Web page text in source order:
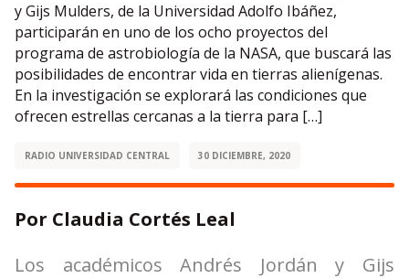
y Gijs Mulders, de la Universidad Adolfo Ibáñez,
participarán en uno de los ocho proyectos del
programa de astrobiología de la NASA, que buscará las
posibilidades de encontrar vida en tierras alienígenas.
En la investigación se explorará las condiciones que
ofrecen estrellas cercanas a la tierra para […]
RADIO UNIVERSIDAD CENTRAL 30 DICIEMBRE, 2020
Por Claudia Cortés Leal
Los académicos Andrés Jordán y Gijs